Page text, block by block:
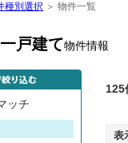
種別選択 ＞ 物件一覧
戸建て物件情報
125
表
ッチ